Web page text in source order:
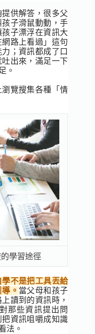
供解答，很多父
子滑鼠動動，手
子漂浮在資訊大
路上看過」這句
；資訊都成了口
出來，滿足一下
。
覽搜集各種「情
學習途徑
學不是把工具丟給
。 當父母和孩子
讀到的資訊時，
那些資訊提出問
資訊咀嚼成知識
法。